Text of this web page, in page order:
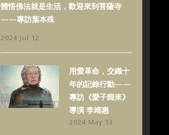
體悟佛法就是生活，歡迎來到菩薩寺
——專訪葉本殊
2024 Jul 12
用愛革命，交織十
年的記錄行動——
專訪《愛子歸來》
導演 李靖惠
2024 May 13